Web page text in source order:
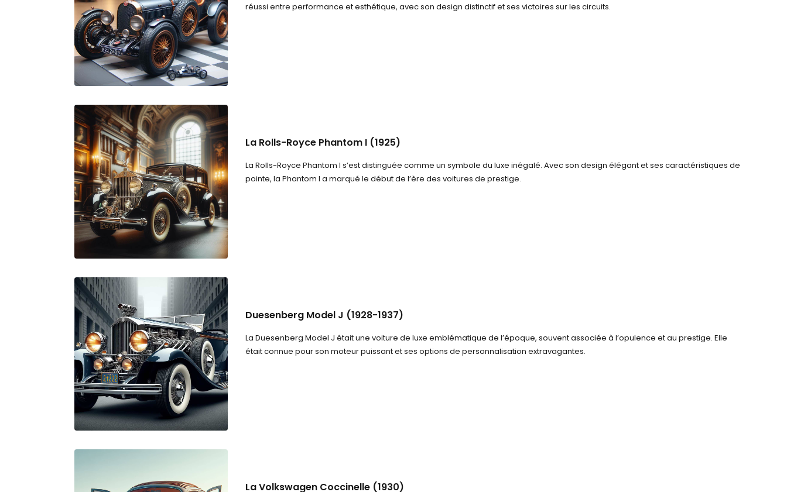
réussi entre performance et esthétique, avec son design distinctif et ses victoires sur les circuits.
La Rolls-Royce Phantom I (1925)
La Rolls-Royce Phantom I s’est distinguée comme un symbole du luxe inégalé. Avec son design élégant et ses caractéristiques de
pointe, la Phantom I a marqué le début de l’ère des voitures de prestige.
Duesenberg Model J (1928-1937)
La Duesenberg Model J était une voiture de luxe emblématique de l’époque, souvent associée à l’opulence et au prestige. Elle
était connue pour son moteur puissant et ses options de personnalisation extravagantes.
La Volkswagen Coccinelle (1930)